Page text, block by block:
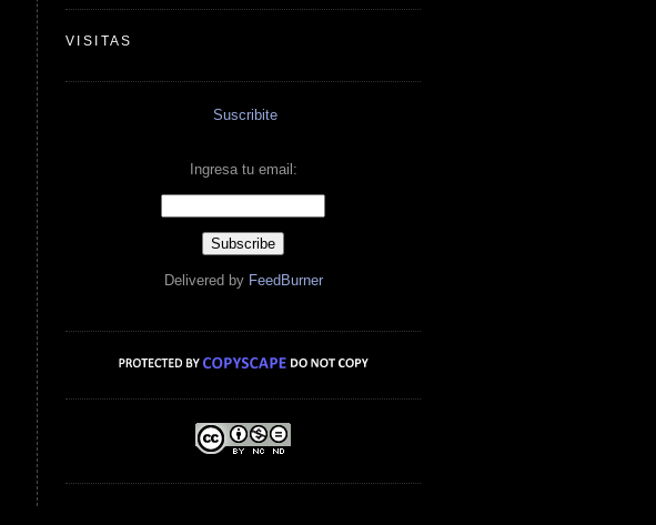
VISITAS
Suscribite
Ingresa tu email:
Delivered by FeedBurner